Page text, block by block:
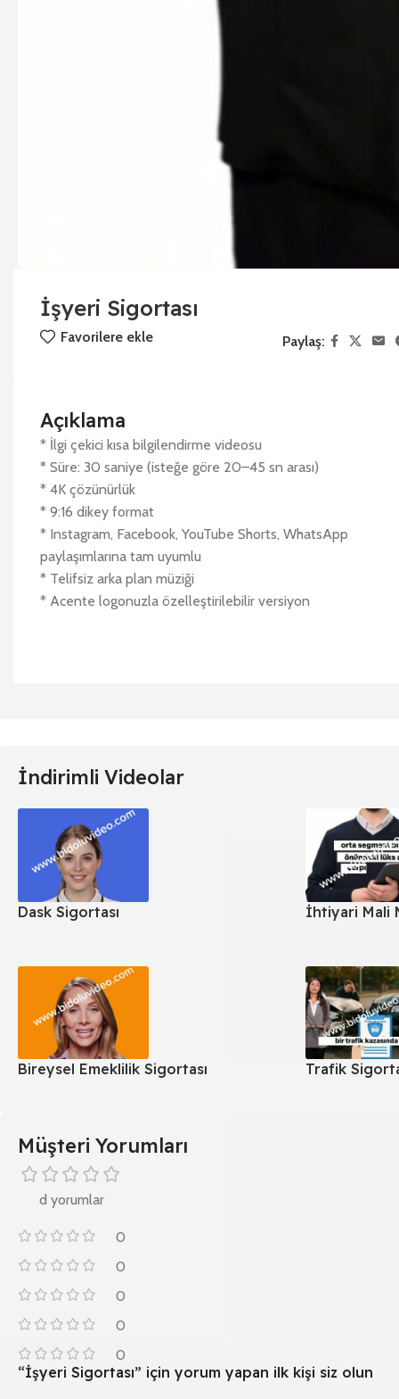
İşyeri Sigortası
Favorilere ekle Paylaş:
Açıklama
* İlgi çekici kısa bilgilendirme videosu
* Süre: 30 saniye (isteğe göre 20–45 sn arası)
* 4K çözünürlük
* 9:16 dikey format
* Instagram, Facebook, YouTube Shorts, WhatsApp
paylaşımlarına tam uyumlu
* Telifsiz arka plan müziği
* Acente logonuzla özelleştirilebilir versiyon
İndirimli Videolar
Dask Sigortası İhtiyari Mali
Bireysel Emeklilik Sigortası Trafik
Müşteri Yorumları
d yorumlar
0
0
0
0
0
“İşyeri Sigortası” için yorum yapan ilk kişi siz olun